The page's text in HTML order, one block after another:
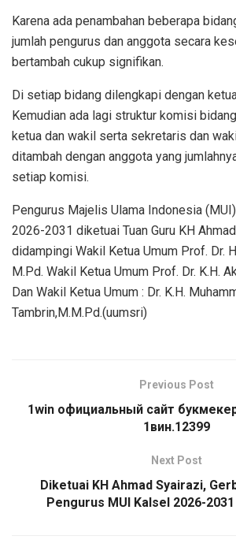
Karena ada penambahan beberapa
jumlah pengurus dan anggota secara
bertambah cukup signifikan.
Di setiap bidang dilengkapi dengan
Kemudian ada lagi struktur komisi
ketua dan wakil serta sekretaris dan
ditambah dengan anggota yang
setiap komisi.
Pengurus Majelis Ulama Indonesia
2026-2031 diketuai Tuan Guru KH
didampingi Wakil Ketua Umum Prof. Dr.
M.Pd. Wakil Ketua Umum Prof. Dr. K.H.
Dan Wakil Ketua Umum : Dr. K.H.
Tambrin,M.M.Pd.(uumsri)
Previous Post
1win официальный сайт
1вин.12399
Next Post
Diketuai KH Ahmad Syairazi,
Pengurus MUI Kalsel 2026-